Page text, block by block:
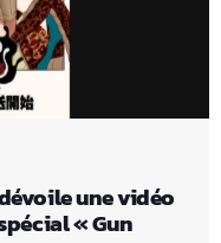
une vidéo
« Gun